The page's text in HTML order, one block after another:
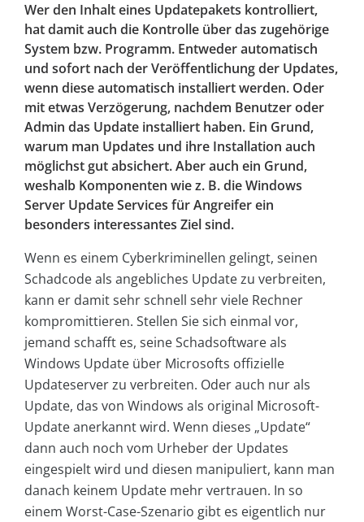
Wer den Inhalt eines Updatepakets kontrolliert,
hat damit auch die Kontrolle über das zugehörige
System bzw. Programm. Entweder automatisch
und sofort nach der Veröffentlichung der Updates,
wenn diese automatisch installiert werden. Oder
mit etwas Verzögerung, nachdem Benutzer oder
Admin das Update installiert haben. Ein Grund,
warum man Updates und ihre Installation auch
möglichst gut absichert. Aber auch ein Grund,
weshalb Komponenten wie z. B. die Windows
Server Update Services für Angreifer ein
besonders interessantes Ziel sind.
Wenn es einem Cyberkriminellen gelingt, seinen
Schadcode als angebliches Update zu verbreiten,
kann er damit sehr schnell sehr viele Rechner
kompromittieren. Stellen Sie sich einmal vor,
jemand schafft es, seine Schadsoftware als
Windows Update über Microsofts offizielle
Updateserver zu verbreiten. Oder auch nur als
Update, das von Windows als original Microsoft-
Update anerkannt wird. Wenn dieses „Update“
dann auch noch vom Urheber der Updates
eingespielt wird und diesen manipuliert, kann man
danach keinem Update mehr vertrauen. In so
einem Worst-Case-Szenario gibt es eigentlich nur